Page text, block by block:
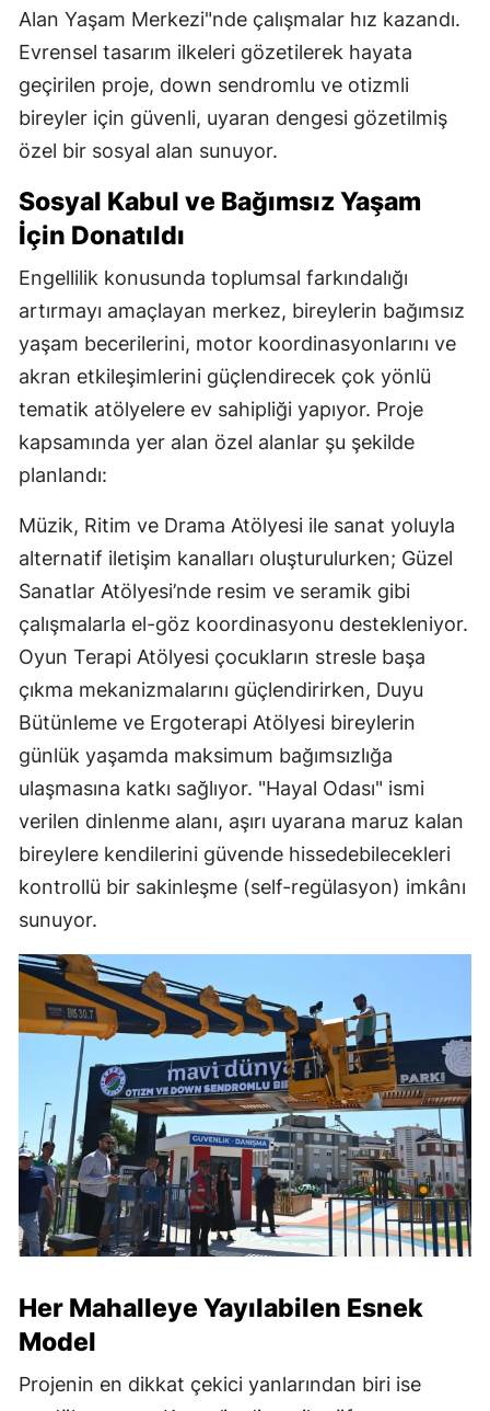
Alan Yaşam Merkezi"nde çalışmalar hız kazandı.
Evrensel tasarım ilkeleri gözetilerek hayata
geçirilen proje, down sendromlu ve otizmli
bireyler için güvenli, uyaran dengesi gözetilmiş
özel bir sosyal alan sunuyor.
Sosyal Kabul ve Bağımsız Yaşam
İçin Donatıldı
Engellilik konusunda toplumsal farkındalığı
artırmayı amaçlayan merkez, bireylerin bağımsız
yaşam becerilerini, motor koordinasyonlarını ve
akran etkileşimlerini güçlendirecek çok yönlü
tematik atölyelere ev sahipliği yapıyor. Proje
kapsamında yer alan özel alanlar şu şekilde
planlandı:
Müzik, Ritim ve Drama Atölyesi ile sanat yoluyla
alternatif iletişim kanalları oluşturulurken; Güzel
Sanatlar Atölyesi’nde resim ve seramik gibi
çalışmalarla el-göz koordinasyonu destekleniyor.
Oyun Terapi Atölyesi çocukların stresle başa
çıkma mekanizmalarını güçlendirirken, Duyu
Bütünleme ve Ergoterapi Atölyesi bireylerin
günlük yaşamda maksimum bağımsızlığa
ulaşmasına katkı sağlıyor. "Hayal Odası" ismi
verilen dinlenme alanı, aşırı uyarana maruz kalan
bireylere kendilerini güvende hissedebilecekleri
kontrollü bir sakinleşme (self-regülasyon) imkânı
sunuyor.
Her Mahalleye Yayılabilen Esnek
Model
Projenin en dikkat çekici yanlarından biri ise